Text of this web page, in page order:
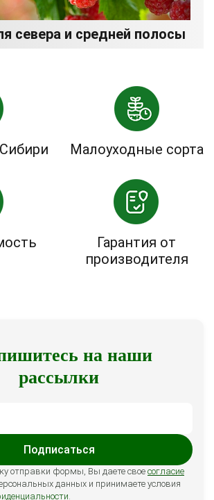
севера и средней полосы
Малоуходные сорта
Гарантия от
производителя
на наши
рассылки
Подписаться
отправки формы, Вы даете свое согласие
данных и принимаете условия
.